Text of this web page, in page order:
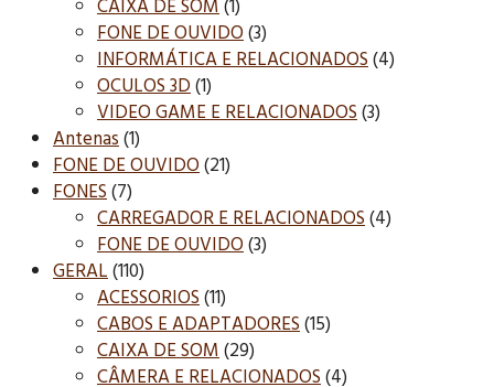
CAIXA DE SOM(1)
FONE DE OUVIDO(3)
INFORMÁTICA E RELACIONADOS(4)
OCULOS 3D(1)
VIDEO GAME E RELACIONADOS(3)
Antenas(1)
FONE DE OUVIDO(21)
FONES(7)
CARREGADOR E RELACIONADOS(4)
FONE DE OUVIDO(3)
GERAL(110)
ACESSORIOS(11)
CABOS E ADAPTADORES(15)
CAIXA DE SOM(29)
CÂMERA E RELACIONADOS(4)